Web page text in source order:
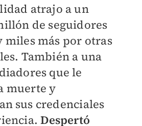
atrajo a un
de seguidores
miles más por otras
También a una
que le
muerte y
sus credenciales
Despertó